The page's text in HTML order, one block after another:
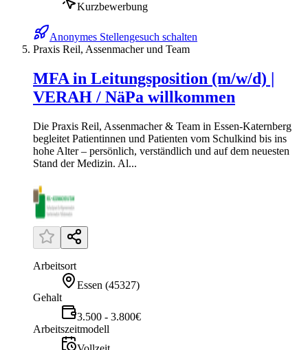
Kurzbewerbung
Anonymes Stellengesuch schalten
Praxis Reil, Assenmacher und Team
MFA in Leitungsposition (m/w/d) |
VERAH / NäPa willkommen
Die Praxis Reil, Assenmacher & Team in Essen-Katernberg
begleitet Patientinnen und Patienten vom Schulkind bis ins
hohe Alter – persönlich, verständlich und auf dem neuesten
Stand der Medizin. Al...
Arbeitsort
Essen (45327)
Gehalt
3.500 - 3.800€
Arbeitszeitmodell